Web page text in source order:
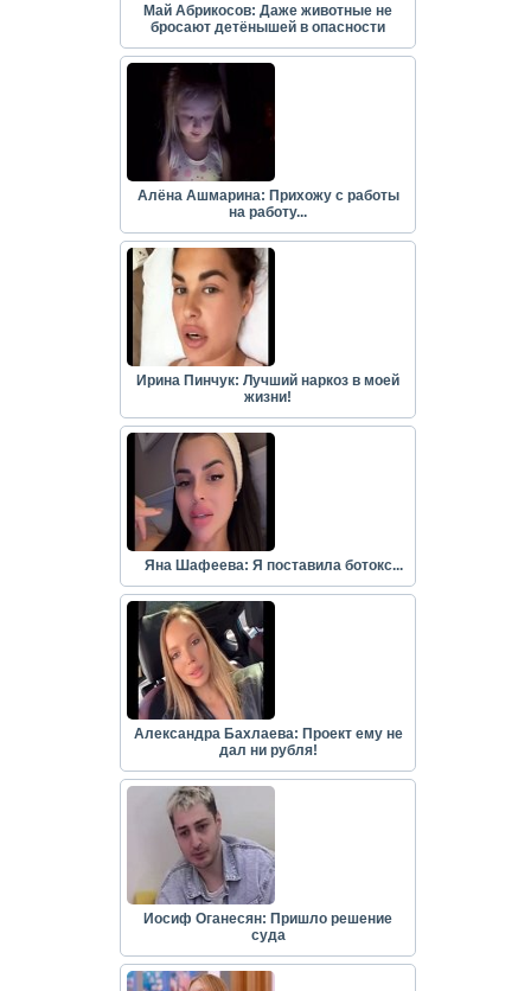
Май Абрикосов: Даже животные не
бросают детёнышей в опасности
Алёна Ашмарина: Прихожу с работы
на работу...
Ирина Пинчук: Лучший наркоз в моей
жизни!
Яна Шафеева: Я поставила ботокс...
Александра Бахлаева: Проект ему не
дал ни рубля!
Иосиф Оганесян: Пришло решение
суда